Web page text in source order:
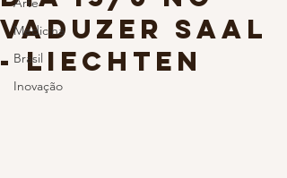
Medicina
Brasil
Inovação
Vaduzer Saal
- Liechten